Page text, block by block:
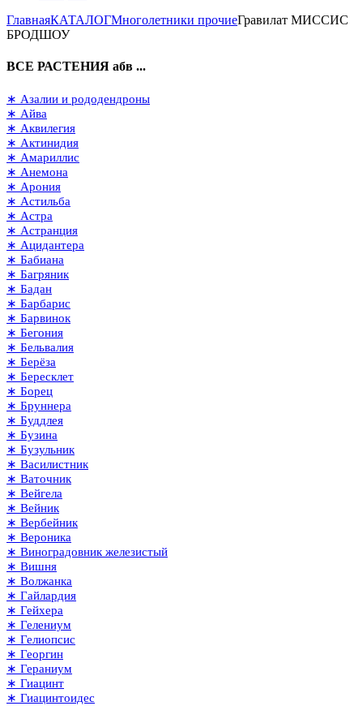
ГлавнаяКАТАЛОГМноголетники прочиеГравилат МИССИС
БРОДШОУ
ВСЕ РАСТЕНИЯ абв ...
∗ Азалии и рододендроны
∗ Айва
∗ Аквилегия
∗ Актинидия
∗ Амариллис
∗ Анемона
∗ Арония
∗ Астильба
∗ Астра
∗ Астранция
∗ Ацидантера
∗ Бабиана
∗ Багряник
∗ Бадан
∗ Барбарис
∗ Барвинок
∗ Бегония
∗ Бельвалия
∗ Берёза
∗ Бересклет
∗ Борец
∗ Бруннера
∗ Буддлея
∗ Бузина
∗ Бузульник
∗ Василистник
∗ Ваточник
∗ Вейгела
∗ Вейник
∗ Вербейник
∗ Вероника
∗ Виноградовник железистый
∗ Вишня
∗ Волжанка
∗ Гайлардия
∗ Гейхера
∗ Гелениум
∗ Гелиопсис
∗ Георгин
∗ Гераниум
∗ Гиацинт
∗ Гиацинтоидес